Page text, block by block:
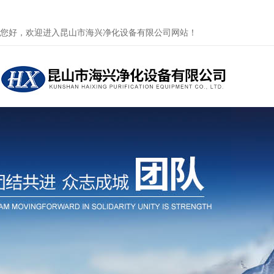
您好，欢迎进入昆山市海兴净化设备有限公司网站！